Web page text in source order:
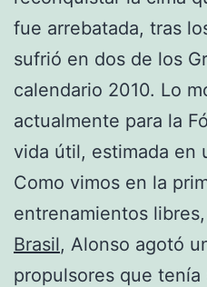
fue arrebatada, tras
sufrió en dos de los
calendario 2010. Lo
actualmente para la
vida útil, estimada en
Como vimos en la
entrenamientos
Brasil, Alonso agotó
propulsores que tenía